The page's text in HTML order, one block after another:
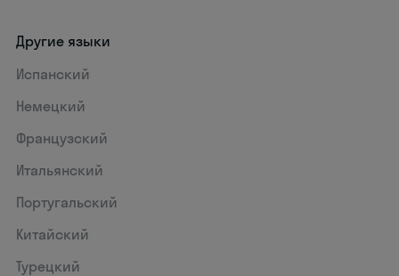
Другие языки
Испанский
Немецкий
Французский
Итальянский
Португальский
Китайский
Турецкий